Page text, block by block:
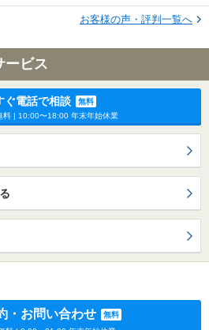
お客様の声・評判一覧へ
ービス
ぐ電話で相談
無料
料 | 10:00〜18:00 年末年始休業
・お問い合わせ
無料